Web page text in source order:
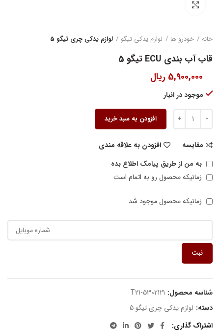
خانه خودرو ها لوازم یدکی تیگو لوازم یدکی چری تیگو 5
قاب آب بندی ECU تیگو 5
5,900,000 ریال
موجود در انبار
افزودن به سبد خرید
مقایسه
افزودن به علاقه مندی
به من از طریق پیامک اطلاع بده
زمانیکه محصول رو به اتمام است
زمانیکه محصول موجود شد
ثبت
شناسه محصول: T21-5302121
دسته: لوازم یدکی چری تیگو 5
اشتراک گذاری